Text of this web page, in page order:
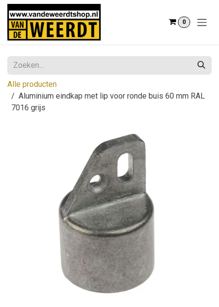
Overslaan naar inhoud
0
Alle producten
Aluminium eindkap met lip voor ronde buis 60 mm RAL
7016 grijs